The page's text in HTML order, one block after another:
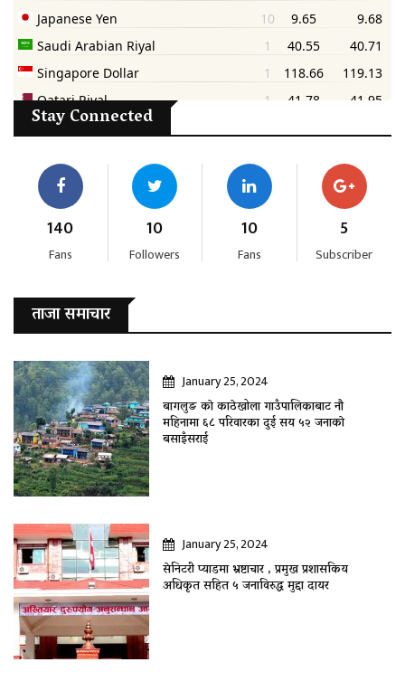
Stay Connected
140
Fans
10
Followers
10
Fans
5
Subscriber
ताजा समाचार
January 25, 2024
बागलुङ काे काठेखोला गाउँपालिकाबाट नौ
महिनामा ६८ परिवारका दुई सय ५२ जनाकाे
बसाइँसराई
January 25, 2024
सेनिटरी प्याडमा भ्रष्टाचार , प्रमुख प्रशासकिय
अधिकृत सहित ५ जनाविरुद्ध मुद्दा दायर